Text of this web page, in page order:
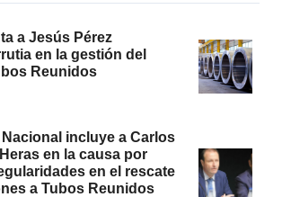
a Jesús Pérez
en la gestión del
Reunidos
incluye a Carlos
en la causa por
en el rescate
a Tubos Reunidos